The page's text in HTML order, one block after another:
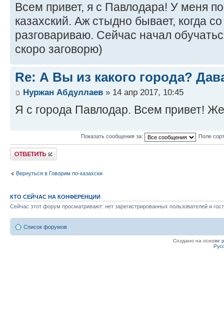
Всем привет, я с Павлодара! У меня
казахский. Аж стыдно бывает, когда
разговариваю. Сейчас начал
скоро заговорю)
Re: А Вы из какого города?
Нуржан Абдуллаев » 14 апр 2017, 10:45
Я с города Павлодар. Всем привет!
Показать сообщения за: Поле
Ответить
Вернуться в Говорим по-казахски
КТО СЕЙЧАС НА КОНФЕРЕНЦИИ
Сейчас этот форум просматривают: нет зарегистрированных пользователей и
Список форумов
Создано на основе